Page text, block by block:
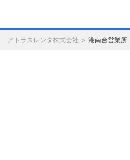
アトラスレンタ株式会社 港南台営業所